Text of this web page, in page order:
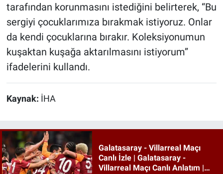
tarafından korunmasını istediğini belirterek, “Bu
sergiyi çocuklarımıza bırakmak istiyoruz. Onlar
da kendi çocuklarına bırakır. Koleksiyonumun
kuşaktan kuşağa aktarılmasını istiyorum”
ifadelerini kullandı.
Kaynak: İHA
Galatasaray - Villarreal Maçı
Canlı İzle | Galatasaray -
Villarreal Maçı Canlı Anlatım |